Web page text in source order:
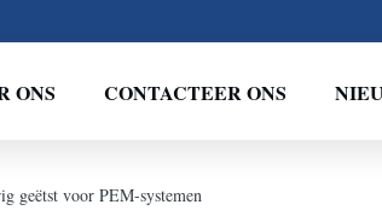
ONS CONTACTEER ONS
geëtst voor PEM-systemen